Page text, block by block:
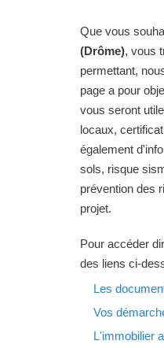
Que vous
(Drôme), vous
permettant,
page a pour
vous seront
locaux,
également
sols, risque
prévention des
projet.
Pour accéder
des liens ci-
Les
Vos
L'immobilier